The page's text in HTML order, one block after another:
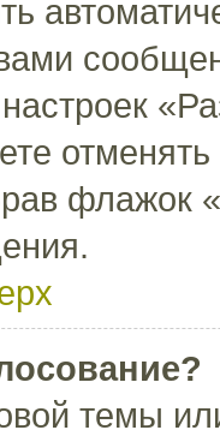
флажок
темы